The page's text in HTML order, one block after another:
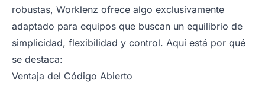
robustas, Worklenz ofrece algo exclusivamente
adaptado para equipos que buscan un equilibrio de
simplicidad, flexibilidad y control. Aquí está por qué
se destaca:
Ventaja del Código Abierto